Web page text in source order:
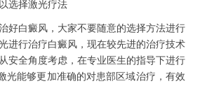
择激光疗法
白癜风，大家不要随意的选择方法进行
进行治疗白癜风，现在较先进的治疗技术
安全角度考虑，在专业医生的指导下进行
光能够更加准确的对患部区域治疗，有效